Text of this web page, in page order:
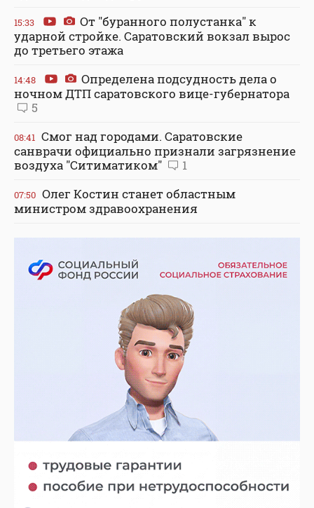
15:33
От "буранного полустанка" к
ударной стройке. Саратовский вокзал вырос
до третьего этажа
14:48
Определена подсудность дела о
ночном ДТП саратовского вице-губернатора
5
08:41 Смог над городами. Саратовские
санврачи официально признали загрязнение
воздуха "Ситиматиком"
1
07:50 Олег Костин станет областным
министром здравоохранения